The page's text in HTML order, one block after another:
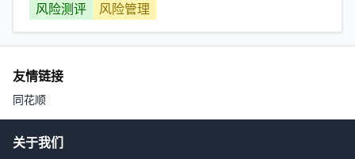
风险测评
风险管理
友情链接
同花顺
关于我们